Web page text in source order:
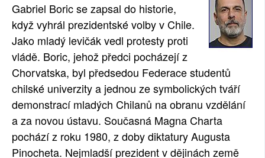
SOCIÁLNÍ SÍTĚ
RUBRIKY
PLNÁ VERZE STRÁNEK
Gabriel Boric se zapsal do historie,
když vyhrál prezidentské volby v Chile.
Jako mladý levičák vedl protesty proti
vládě. Boric, jehož předci pocházejí z
Chorvatska, byl předsedou Federace studentů
chilské univerzity a jednou ze symbolických tváří
demonstrací mladých Chilanů na obranu vzdělání
a za novou ústavu. Současná Magna Charta
pochází z roku 1980, z doby diktatury Augusta
Pinocheta. Nejmladší prezident v dějinách země